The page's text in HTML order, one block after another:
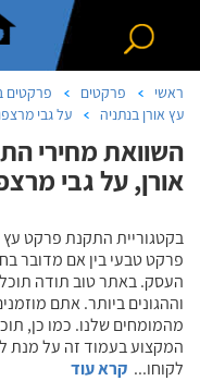
ראשי פרקטים פרקטים
עץ אורן בנתניה
על גבי
השוואת מחירי
אורן, על גבי
בקטגוריית התקנת פרקט
פרקט טבעי בין אם מדובר
העסק. באתר טוב תודה
וההגונים ביותר. אתם
מהמומחים שלנו. כמו כן,
המקצוע בעמוד זה על מנת
לקוחו... קרא עוד